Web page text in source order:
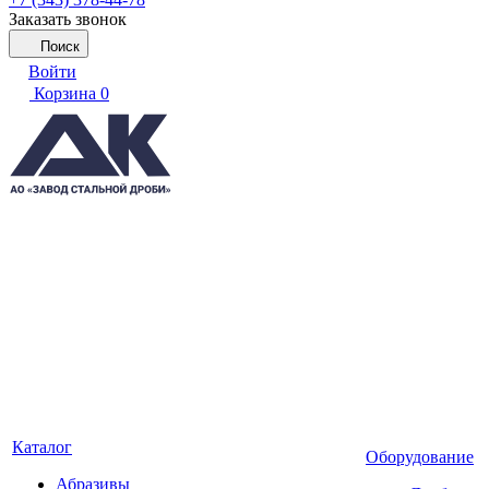
Заказать звонок
Поиск
Войти
Корзина 0
Каталог
Абразивы
Оборудование